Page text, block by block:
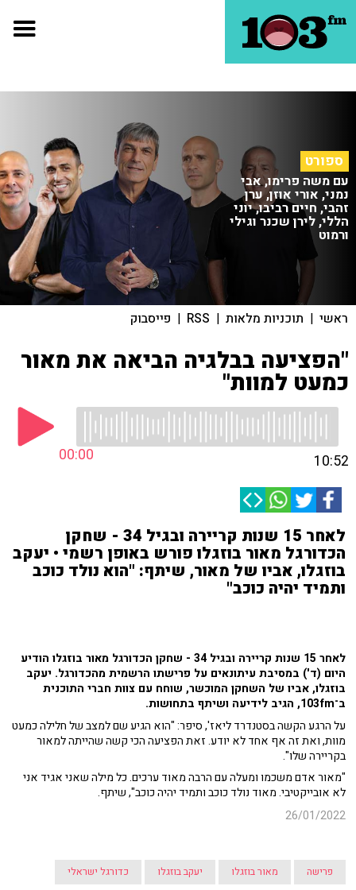
ספורט
עם משה פרימו, אבי
נמני, אורי אוזן, ערן
זהבי, חיים רביבו, יוני
הללי, לירן שכנר וגילי
ורמוט
ראשי | תוכניות מלאות |
RSS
| פייסבוק
"הפציעה בבלגיה הביאה את מאור
כמעט למוות"
00:00 10:52
לאחר 15 שנות קריירה ובגיל 34 - שחקן
הכדורגל מאור בוזגלו פורש באופן רשמי • יעקב
בוזגלו, אביו של מאור, שיתף: "הוא נולד כוכב
ותמיד יהיה כוכב"
לאחר 15 שנות קריירה ובגיל 34 - שחקן הכדורגל מאור בוזגלו הודיע
היום (ד') במסיבת עיתונאים על פרישתו הרשמית מהכדורגל. יעקב
בוזגלו, אביו של השחקן המוכשר, שוחח עם צוות חברי התוכנית
ב־103fm, הגיב לידיעה ושיתף בתחושות.
על הרגע הקשה בסטנדרד ליאז', סיפר: "הוא הגיע שם למצב של חלילה כמעט
מוות, ואת זה אף אחד לא יודע. זאת הפציעה הכי קשה שהייתה למאור
בקריירה שלו".
"מאור אדם משכמו ומעלה עם הרבה מאוד ערכים. כל מילה שאני אגיד אני
לא אובייקטיבי. מאוד נולד כוכב ותמיד יהיה כוכב", שיתף.
26/01/2022
פרישה מאור בוזגלו יעקב בוזגלו כדורגל ישראלי